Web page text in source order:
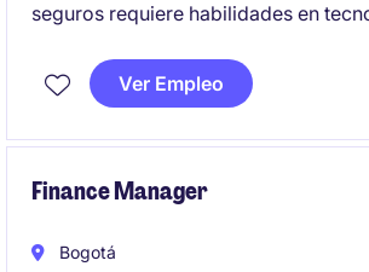
seguros requiere habilidades en
calidad. Este rol se enfoca en
de los sistemas y su alineación con los
Ver Empleo
Finance Manager
Bogotá